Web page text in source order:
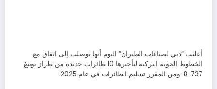
أعلنت “دبي لصناعات الطيران” اليوم أنها توصلت إلى اتفاق مع
الخطوط الجوية التركية لتأجيرها 10 طائرات جديدة من طراز بوينغ
737-8. ومن المقرر تسليم الطائرات في عام 2025.